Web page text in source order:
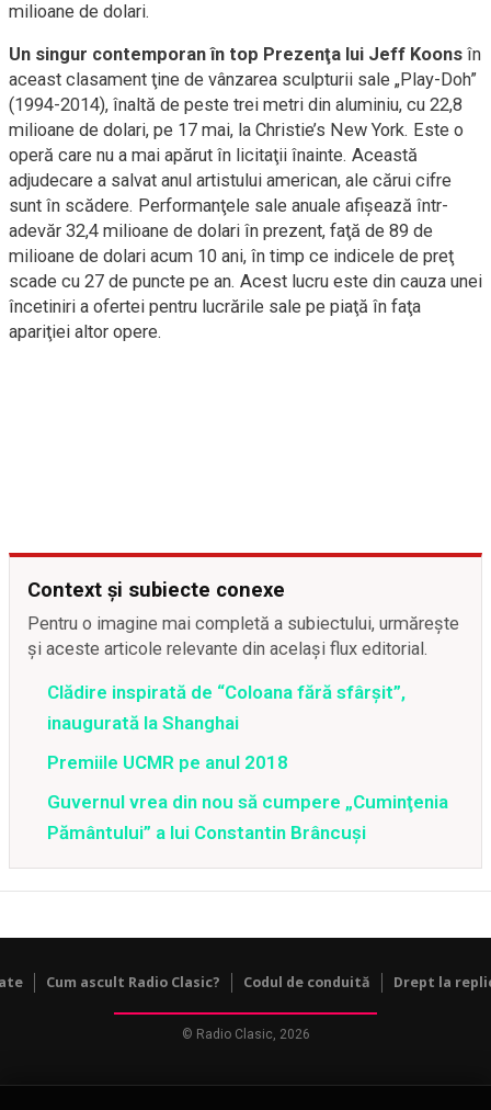
milioane de dolari.
Un singur contemporan în top Prezenţa lui Jeff Koons în
aceast clasament ţine de vânzarea sculpturii sale „Play-Doh”
(1994-2014), înaltă de peste trei metri din aluminiu, cu 22,8
milioane de dolari, pe 17 mai, la Christie’s New York. Este o
operă care nu a mai apărut în licitaţii înainte. Această
adjudecare a salvat anul artistului american, ale cărui cifre
sunt în scădere. Performanţele sale anuale afişează într-
adevăr 32,4 milioane de dolari în prezent, faţă de 89 de
milioane de dolari acum 10 ani, în timp ce indicele de preţ
scade cu 27 de puncte pe an. Acest lucru este din cauza unei
încetiniri a ofertei pentru lucrările sale pe piaţă în faţa
apariţiei altor opere.
Context și subiecte conexe
Pentru o imagine mai completă a subiectului, urmărește
și aceste articole relevante din același flux editorial.
Clădire inspirată de “Coloana fără sfârşit”,
inaugurată la Shanghai
Premiile UCMR pe anul 2018
Guvernul vrea din nou să cumpere „Cuminţenia
Pământului” a lui Constantin Brâncuşi
Cum ascult Radio Clasic? Codul de conduită Drept la
© Radio Clasic, 2026